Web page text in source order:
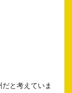
と考えていま